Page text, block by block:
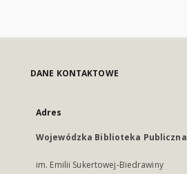
DANE KONTAKTOWE
Adres
Wojewódzka Biblioteka Publiczna
im. Emilii Sukertowej-Biedrawiny